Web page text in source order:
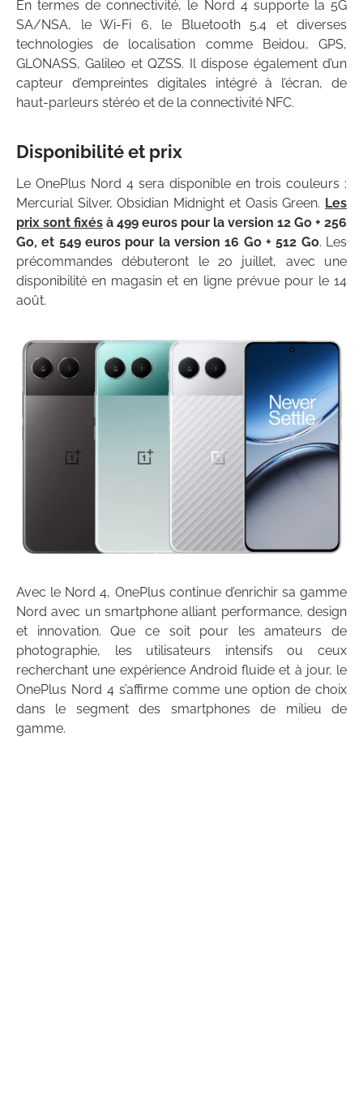
En termes de connectivité, le Nord 4 supporte la 5G
SA/NSA, le Wi-Fi 6, le Bluetooth 5.4 et diverses
technologies de localisation comme Beidou, GPS,
GLONASS, Galileo et QZSS. Il dispose également d’un
capteur d’empreintes digitales intégré à l’écran, de
haut-parleurs stéréo et de la connectivité NFC.
Disponibilité et prix
Le OnePlus Nord 4 sera disponible en trois couleurs :
Mercurial Silver, Obsidian Midnight et Oasis Green. Les
prix sont fixés à 499 euros pour la version 12 Go + 256
Go, et 549 euros pour la version 16 Go + 512 Go. Les
précommandes débuteront le 20 juillet, avec une
disponibilité en magasin et en ligne prévue pour le 14
août.
Avec le Nord 4, OnePlus continue d’enrichir sa gamme
Nord avec un smartphone alliant performance, design
et innovation. Que ce soit pour les amateurs de
photographie, les utilisateurs intensifs ou ceux
recherchant une expérience Android fluide et à jour, le
OnePlus Nord 4 s’affirme comme une option de choix
dans le segment des smartphones de milieu de
gamme.